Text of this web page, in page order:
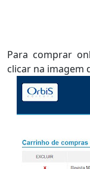
Para comprar
clicar na imagem